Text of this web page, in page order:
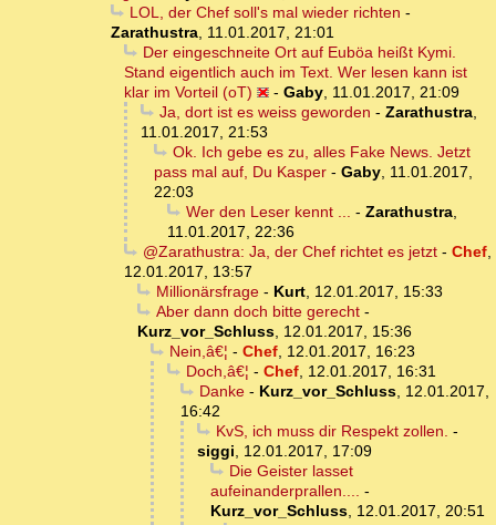
LOL, der Chef soll's mal wieder richten -
Zarathustra, 11.01.2017, 21:01
Der eingeschneite Ort auf Euböa heißt Kymi.
Stand eigentlich auch im Text. Wer lesen kann ist
klar im Vorteil (oT)
- Gaby, 11.01.2017, 21:09
Ja, dort ist es weiss geworden - Zarathustra,
11.01.2017, 21:53
Ok. Ich gebe es zu, alles Fake News. Jetzt
pass mal auf, Du Kasper - Gaby, 11.01.2017,
22:03
Wer den Leser kennt ... - Zarathustra,
11.01.2017, 22:36
@Zarathustra: Ja, der Chef richtet es jetzt- Chef,
12.01.2017, 13:57
Millionärsfrage- Kurt, 12.01.2017, 15:33
Aber dann doch bitte gerecht-
Kurz_vor_Schluss, 12.01.2017, 15:36
Nein,â€¦ - Chef, 12.01.2017, 16:23
Doch,â€¦ - Chef, 12.01.2017, 16:31
Danke- Kurz_vor_Schluss, 12.01.2017,
16:42
KvS, ich muss dir Respekt zollen. -
siggi, 12.01.2017, 17:09
Die Geister lasset
aufeinanderprallen.... -
Kurz_vor_Schluss, 12.01.2017, 20:51